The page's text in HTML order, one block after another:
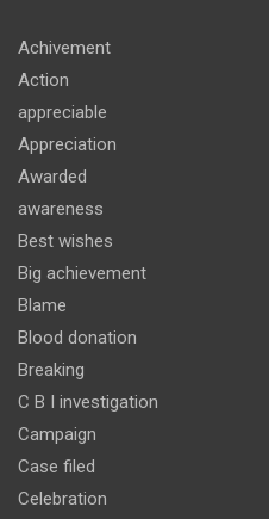
Achivement
Action
appreciable
Appreciation
Awarded
awareness
Best wishes
Big achievement
Blame
Blood donation
Breaking
C B I investigation
Campaign
Case filed
Celebration